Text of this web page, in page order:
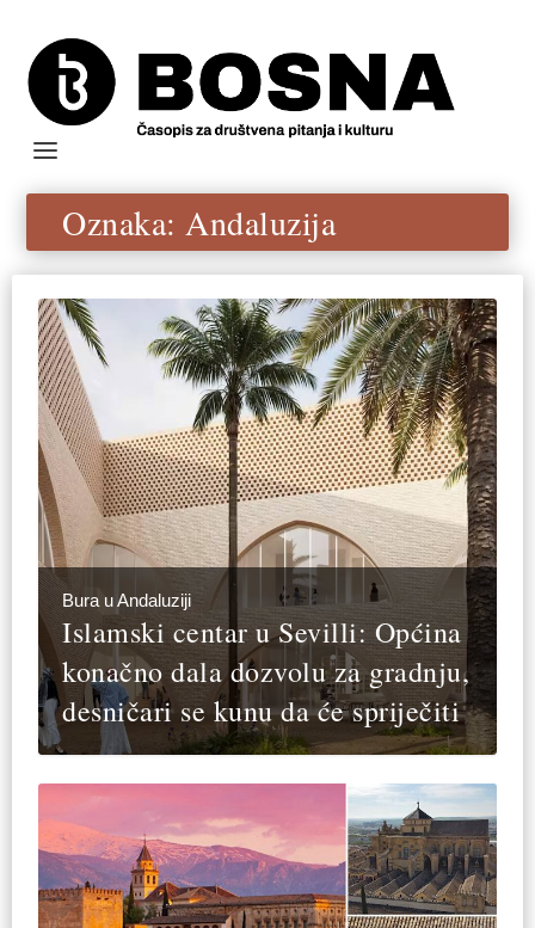
Oznaka:Andaluzija
Bura u Andaluziji
Islamski centar u Sevilli: Općina
konačno dala dozvolu za gradnju,
desničari se kunu da će spriječiti